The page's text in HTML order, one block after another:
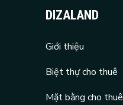
DIZALAND
Giới thiệu
Biệt thự cho thuê
Mặt bằng cho thuê